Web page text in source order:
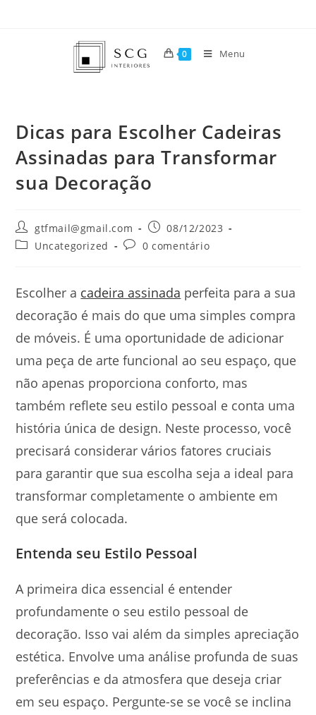
0 Menu
Dicas para Escolher Cadeiras
Assinadas para Transformar
sua Decoração
gtfmail@gmail.com
08/12/2023
Uncategorized
0 comentário
Escolher a cadeira assinada perfeita para a sua
decoração é mais do que uma simples compra
de móveis. É uma oportunidade de adicionar
uma peça de arte funcional ao seu espaço, que
não apenas proporciona conforto, mas
também reflete seu estilo pessoal e conta uma
história única de design. Neste processo, você
precisará considerar vários fatores cruciais
para garantir que sua escolha seja a ideal para
transformar completamente o ambiente em
que será colocada.
Entenda seu Estilo Pessoal
A primeira dica essencial é entender
profundamente o seu estilo pessoal de
decoração. Isso vai além da simples apreciação
estética. Envolve uma análise profunda de suas
preferências e da atmosfera que deseja criar
em seu espaço. Pergunte-se se você se inclina